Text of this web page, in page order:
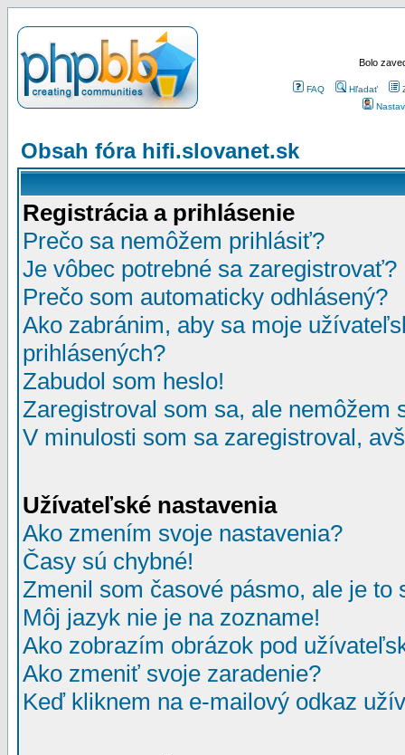
Bolo
FAQ Hľadať
Obsah fóra hifi.slovanet.sk
Registrácia a prihlásenie
Prečo sa nemôžem prihlásiť?
Je vôbec potrebné sa zaregistrovať?
Prečo som automaticky odhlásený?
Ako zabránim, aby sa moje
prihlásených?
Zabudol som heslo!
Zaregistroval som sa, ale nemôžem
V minulosti som sa zaregistroval,
Užívateľské nastavenia
Ako zmením svoje nastavenia?
Časy sú chybné!
Zmenil som časové pásmo, ale je to
Môj jazyk nie je na zozname!
Ako zobrazím obrázok pod
Ako zmeniť svoje zaradenie?
Keď kliknem na e-mailový odkaz